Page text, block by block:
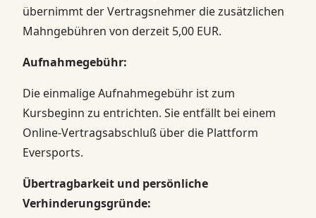
übernimmt der Vertragsnehmer die zusätzlichen
Mahngebühren von derzeit 5,00 EUR.
Aufnahmegebühr:
Die einmalige Aufnahmegebühr ist zum
Kursbeginn zu entrichten. Sie entfällt bei einem
Online-Vertragsabschluß über die Plattform
Eversports.
Übertragbarkeit und persönliche
Verhinderungsgründe: